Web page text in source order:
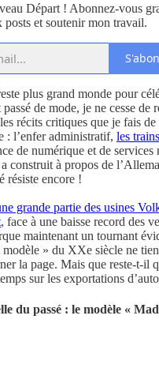
Départ ! Abonnez-vous
et soutenir mon travail.
plus grand monde pour
de mode, je ne cesse de
récits critiques que je fais de
: l’enfer administratif, les
de numérique et de services
construit à propos de
résiste encore !
grande partie des usines
, face à une baisse record des
maintenant un tournant
modèle » du XXe siècle ne
la page. Mais que reste-t-il
sur les exportations
du passé : le modèle «